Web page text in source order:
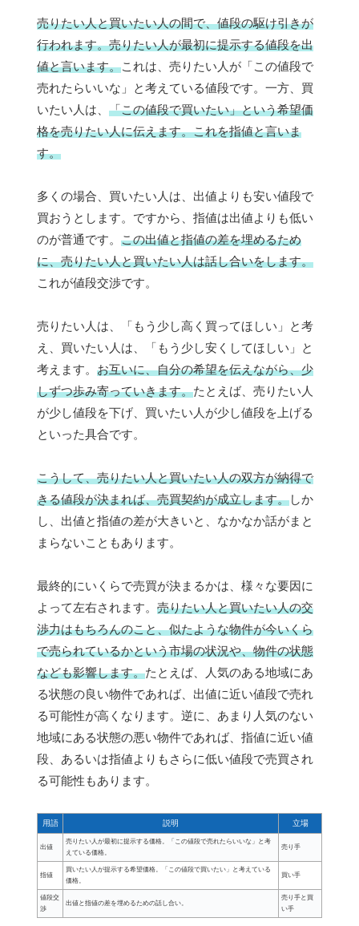
売りたい人と買いたい人の間で、値段の駆け引きが
行われます。売りたい人が最初に提示する値段を出
値と言います。これは、売りたい人が「この値段で
売れたらいいな」と考えている値段です。一方、買
いたい人は、 「この値段で買いたい」という希望価
格を売りたい人に伝えます。これを指値と言いま
す。
多くの場合、買いたい人は、出値よりも安い値段で
買おうとします。ですから、指値は出値よりも低い
のが普通です。 この出値と指値の差を埋めるため
に、売りたい人と買いたい人は話し合いをします。
これが値段交渉です。
売りたい人は、「もう少し高く買ってほしい」と考
え、買いたい人は、「もう少し安くしてほしい」と
考えます。 お互いに、自分の希望を伝えながら、少
しずつ歩み寄っていきます。たとえば、売りたい人
が少し値段を下げ、買いたい人が少し値段を上げる
といった具合です。
こうして、売りたい人と買いたい人の双方が納得で
きる値段が決まれば、売買契約が成立します。しか
し、出値と指値の差が大きいと、なかなか話がまと
まらないこともあります。
最終的にいくらで売買が決まるかは、様々な要因に
よって左右されます。 売りたい人と買いたい人の交
渉力はもちろんのこと、似たような物件が今いくら
で売られているかという市場の状況や、物件の状態
なども影響します。たとえば、人気のある地域にあ
る状態の良い物件であれば、出値に近い値段で売れ
る可能性が高くなります。逆に、あまり人気のない
地域にある状態の悪い物件であれば、指値に近い値
段、あるいは指値よりもさらに低い値段で売買され
る可能性もあります。
用語 説明 立場
出値
売りたい人が最初に提示する価格。「この値段で売れたらいいな」と考
えている価格。
売り手
指値
買いたい人が提示する希望価格。「この値段で買いたい」と考えている
価格。
買い手
値段交
渉
出値と指値の差を埋めるための話し合い。
売り手と買
い手